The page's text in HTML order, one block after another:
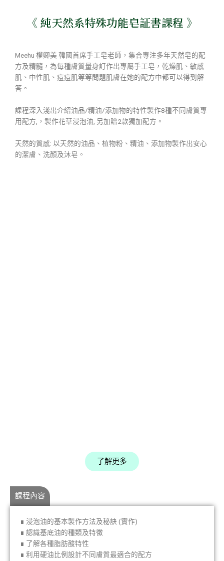
《 純天然系特殊功能皂証書課程 》
Meehu 權卿美 韓國首席手工皂老師，集合專注多年天然皂的配
方及精髓，為每種膚質量身訂作出專屬手工皂，乾燥肌、敏感
肌、中性肌、痘痘肌等等問題肌膚在她的配方中都可以得到解
答。
課程深入淺出介紹油品/精油/添加物的特性製作8種不同膚質專
用配方,，製作花草浸泡油, 另加贈2款獨加配方。
天然的質感: 以天然的油品、植物粉、精油、添加物製作出安心
的潔膚、洗顏及沐皂。
了解更多
課程內容
∎ 浸泡油的基本製作方法及秘訣 (實作)
∎ 認識基底油的種類及特徵
∎ 了解各種脂肪酸特性
∎ 利用硬油比例設計不同膚質最適合的配方